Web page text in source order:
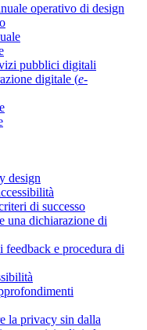
operativo di design
pubblici digitali
digitale (e-
design
di successo
una dichiarazione di
feedback e procedura di
la privacy sin dalla